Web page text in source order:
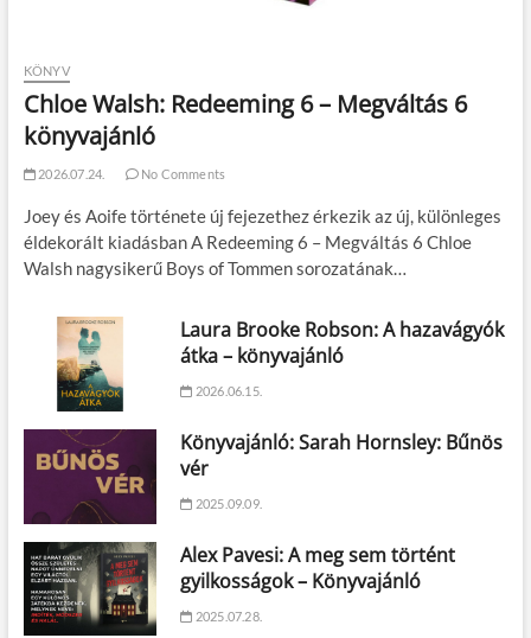
KÖNYV
Chloe Walsh: Redeeming 6 – Megváltás 6
könyvajánló
2026.07.24. No Comments
Joey és Aoife története új fejezethez érkezik az új, különleges
éldekorált kiadásban A Redeeming 6 – Megváltás 6 Chloe
Walsh nagysikerű Boys of Tommen sorozatának…
Laura Brooke Robson: A hazavágyók
átka – könyvajánló
2026.06.15.
Könyvajánló: Sarah Hornsley: Bűnös
vér
2025.09.09.
Alex Pavesi: A meg sem történt
gyilkosságok – Könyvajánló
2025.07.28.